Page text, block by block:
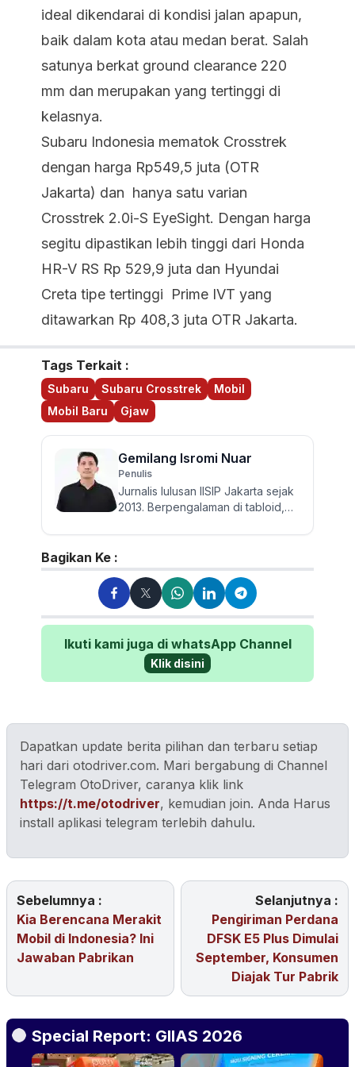
ideal dikendarai di kondisi jalan apapun,
baik dalam kota atau medan berat. Salah
satunya berkat ground clearance 220
mm dan merupakan yang tertinggi di
kelasnya.
Subaru Indonesia mematok Crosstrek
dengan harga Rp549,5 juta (OTR
Jakarta) dan hanya satu varian
Crosstrek 2.0i-S EyeSight. Dengan harga
segitu dipastikan lebih tinggi dari Honda
HR-V RS Rp 529,9 juta dan Hyundai
Creta tipe tertinggi Prime IVT yang
ditawarkan Rp 408,3 juta OTR Jakarta.
Tags Terkait :
Subaru Subaru Crosstrek
Mobil
Mobil Baru
Gjaw
Gemilang Isromi Nuar
Penulis
Jurnalis lulusan IISIP Jakarta sejak
2013. Berpengalaman di tabloid,
kini di Otorider. T...
Bagikan Ke :
Ikuti kami juga di whatsApp Channel
Klik disini
Dapatkan update berita pilihan dan terbaru setiap
hari dari otodriver.com. Mari bergabung di Channel
Telegram OtoDriver, caranya klik link
https://t.me/otodriver, kemudian join. Anda Harus
install aplikasi telegram terlebih dahulu.
Sebelumnya :
Kia Berencana Merakit
Mobil di Indonesia? Ini
Jawaban Pabrikan
Selanjutnya :
Pengiriman Perdana
DFSK E5 Plus Dimulai
September, Konsumen
Diajak Tur Pabrik
Special Report: GIIAS 2026